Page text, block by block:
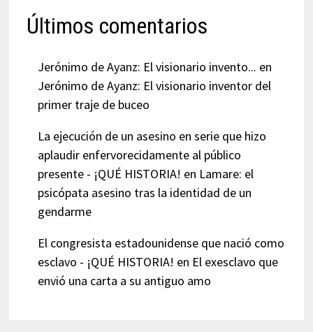
Últimos comentarios
Jerónimo de Ayanz: El visionario invento... en
Jerónimo de Ayanz: El visionario inventor del
primer traje de buceo
La ejecución de un asesino en serie que hizo
aplaudir enfervorecidamente al público
presente - ¡QUÉ HISTORIA! en Lamare: el
psicópata asesino tras la identidad de un
gendarme
El congresista estadounidense que nació como
esclavo - ¡QUÉ HISTORIA! en El exesclavo que
envió una carta a su antiguo amo